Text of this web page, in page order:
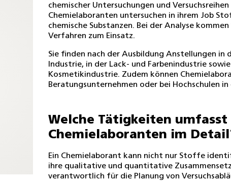
chemischer Untersuchungen und
Chemielaboranten untersuchen in ihrem Job
chemische Substanzen. Bei der Analyse
Verfahren zum Einsatz.
Sie finden nach der Ausbildung Anstellungen in
Industrie, in der Lack- und Farbenindustrie
Kosmetikindustrie. Zudem können
Beratungsunternehmen oder bei Hochschulen
Welche Tätigkeiten umfasst
Chemielaboranten im
Ein Chemielaborant kann nicht nur Stoffe
ihre qualitative und quantitative
verantwortlich für die Planung von